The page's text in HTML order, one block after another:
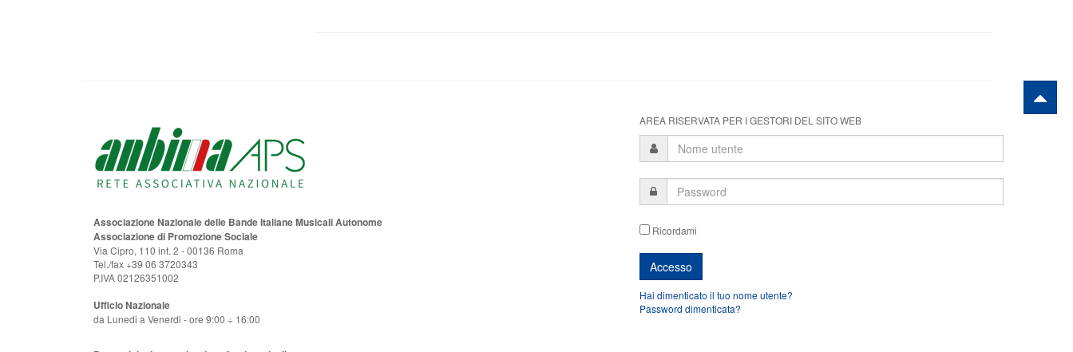
Associazione Nazionale delle Bande Italiane Musicali Autonome
Associazione di Promozione Sociale
Via Cipro, 110 int. 2 - 00136 Roma
Tel./fax +39 06 3720343
P.IVA 02126351002
Ufficio Nazionale
da Lunedi a Venerdi - ore 9:00 ÷ 16:00
AREA RISERVATA PER I GESTORI DEL SITO WEB
Ricordami
Hai dimenticato il tuo nome utente?
Password dimenticata?